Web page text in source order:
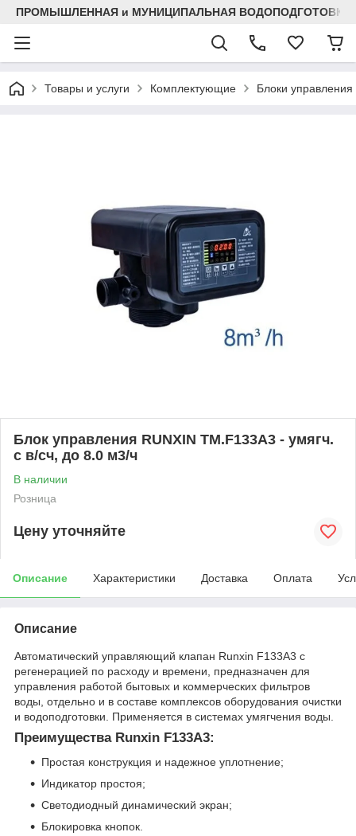
ПРОМЫШЛЕННАЯ и МУНИЦИПАЛЬНАЯ ВОДОПОДГОТОВКА
Товары и услуги Комплектующие Блоки управления
Блок управления RUNXIN ТМ.F133A3 - умягч.
с в/сч, до 8.0 м3/ч
В наличии
Розница
Цену уточняйте
Описание Характеристики Доставка Оплата
Описание
Автоматический управляющий клапан Runxin F133A3 с
регенерацией по расходу и времени, предназначен для
управления работой бытовых и коммерческих фильтров
воды, отдельно и в составе комплексов оборудования очистки
и водоподготовки. Применяется в системах умягчения воды.
Преимущества Runxin F133A3:
Простая конструкция и надежное уплотнение;
Индикатор простоя;
Светодиодный динамический экран;
Блокировка кнопок.